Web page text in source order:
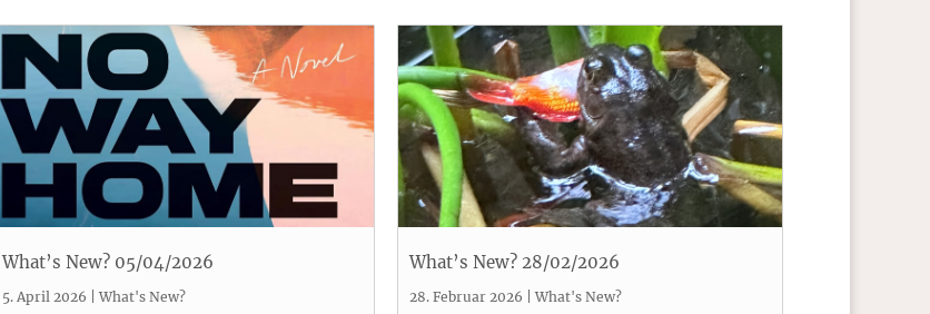
What’s New? 05/04/2026
5. April 2026 |What's New?
What’s New? 28/02/2026
28. Februar 2026 |What's New?